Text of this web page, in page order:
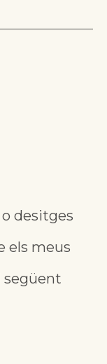
desitges
els meus
següent